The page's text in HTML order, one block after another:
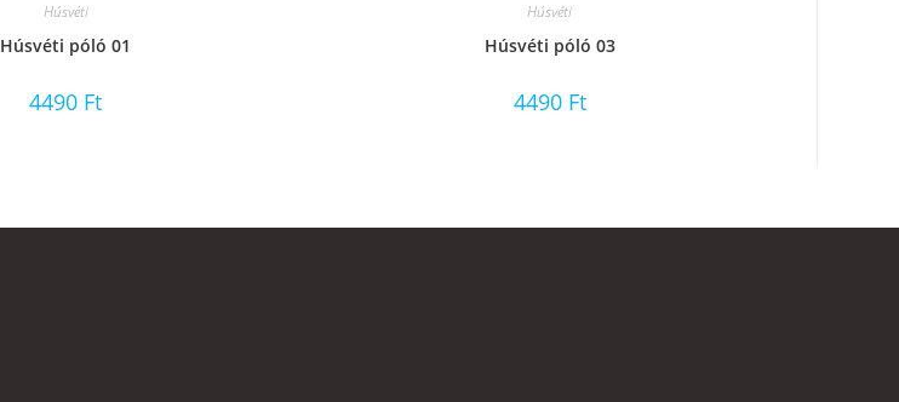
Húsvéti
Húsvéti póló 01
4490 Ft
Húsvéti
Húsvéti póló 03
4490 Ft